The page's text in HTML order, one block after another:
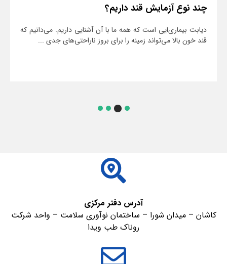
چند نوع آزمایش قند داریم؟
دیابت بیماری‌ایی است که همه ما با آن آشنایی داریم. می‌دانیم که
قند خون بالا می‌تواند زمینه را برای بروز ناراحتی‌های جدی ...
آدرس دفتر مرکزی
کاشان – میدان شورا – ساختمان نوآوری سلامت – واحد شرکت
روناک طب ویدا